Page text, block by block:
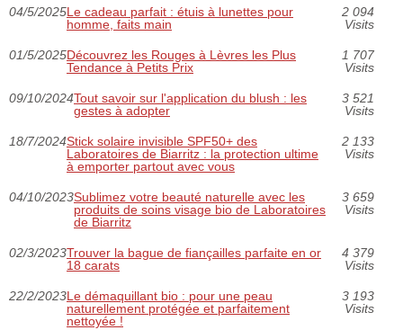
04/5/2025Le cadeau parfait : étuis à lunettes pour
homme, faits main
2 094
Visits
01/5/2025Découvrez les Rouges à Lèvres les Plus
Tendance à Petits Prix
1 707
Visits
09/10/2024Tout savoir sur l'application du blush : les
gestes à adopter
3 521
Visits
18/7/2024Stick solaire invisible SPF50+ des
Laboratoires de Biarritz : la protection ultime
à emporter partout avec vous
2 133
Visits
04/10/2023Sublimez votre beauté naturelle avec les
produits de soins visage bio de Laboratoires
de Biarritz
3 659
Visits
02/3/2023Trouver la bague de fiançailles parfaite en or
18 carats
4 379
Visits
22/2/2023Le démaquillant bio : pour une peau
naturellement protégée et parfaitement
nettoyée !
3 193
Visits